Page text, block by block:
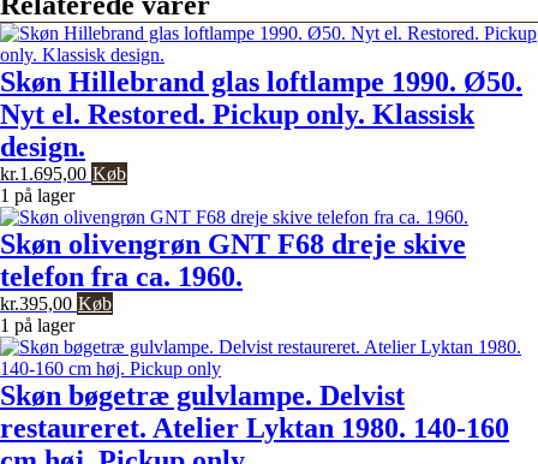
Skøn Hillebrand glas loftlampe 1990. Ø50.
Nyt el. Restored. Pickup only. Klassisk
design.
kr.1.695,00 Køb
1 på lager
Skøn olivengrøn GNT F68 dreje skive
telefon fra ca. 1960.
kr.395,00 Køb
1 på lager
Skøn bøgetræ gulvlampe. Delvist
restaureret. Atelier Lyktan 1980. 140-160